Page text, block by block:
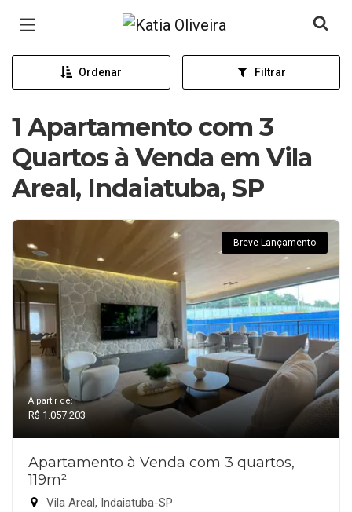
Página inicial
Ordenar Filtrar
1 Apartamento com 3
Quartos à Venda em Vila
Areal, Indaiatuba, SP
Breve Lançamento
A partir de:
R$ 1.057.203
Apartamento à Venda com 3 quartos,
119m²
Vila Areal, Indaiatuba-SP